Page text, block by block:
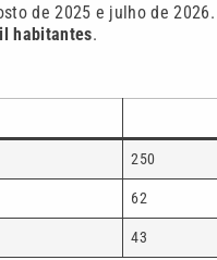
de 2025 e julho de
habitantes.
250
62
43